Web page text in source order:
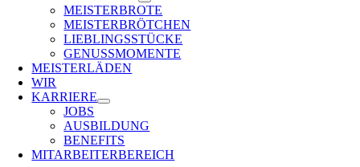
MEISTERBROTE
MEISTERBRÖTCHEN
LIEBLINGSSTÜCKE
GENUSSMOMENTE
MEISTERLÄDEN
WIR
KARRIERE
JOBS
AUSBILDUNG
BENEFITS
MITARBEITERBEREICH